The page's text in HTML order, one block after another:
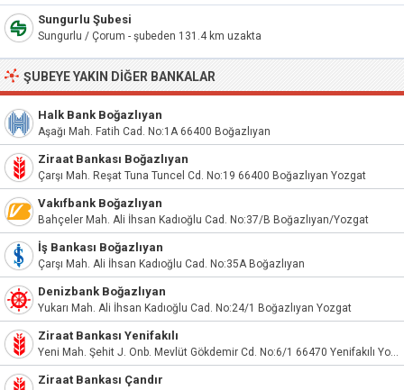
Sungurlu Şubesi
Sungurlu / Çorum - şubeden 131.4 km uzakta
ŞUBEYE YAKIN DIĞER BANKALAR
Halk Bank Boğazlıyan
Aşağı Mah. Fatih Cad. No:1A 66400 Boğazlıyan
Ziraat Bankası Boğazlıyan
Çarşı Mah. Reşat Tuna Tuncel Cd. No:19 66400 Boğazlıyan Yozgat
Vakıfbank Boğazlıyan
Bahçeler Mah. Ali İhsan Kadıoğlu Cad. No:37/B Boğazlıyan/Yozgat
İş Bankası Boğazlıyan
Çarşı Mah. Ali İhsan Kadıoğlu Cad. No:35A Boğazlıyan
Denizbank Boğazlıyan
Yukarı Mah. Ali İhsan Kadıoğlu Cad. No:24/1 Boğazlıyan Yozgat
Ziraat Bankası Yenifakılı
Yeni Mah. Şehit J. Onb. Mevlüt Gökdemir Cd. No:6/1 66470 Yenifakılı Yozgat
Ziraat Bankası Çandır